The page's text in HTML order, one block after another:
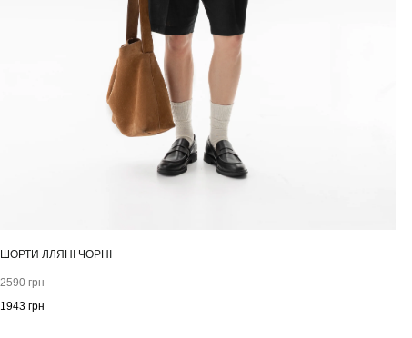
ШОРТИ ЛЛЯНІ ЧОРНІ
2590грн
1943 грн